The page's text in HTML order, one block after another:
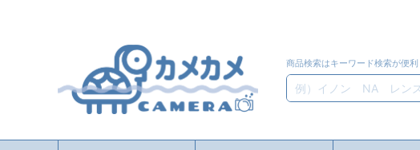
商品検索はキーワード検索が便
検索